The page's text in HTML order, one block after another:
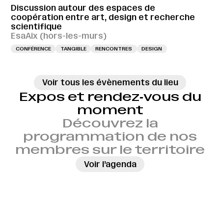
Discussion autour des espaces de
coopération entre art, design et recherche
scientifique
EsaAix (hors-les-murs)
CONFÉRENCE TANGIBLE RENCONTRES DESIGN
Voir tous les évènements du lieu
Expos et rendez‑vous du
moment
Découvrez la
programmation de nos
membres sur le territoire
Voir l’agenda